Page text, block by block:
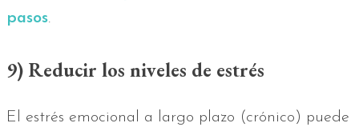
pasos.
9) Reducir los niveles de estrés
El estrés emocional a largo plazo (crónico) puede